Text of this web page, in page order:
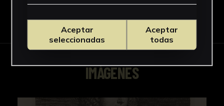
Descargar Ficha
IMÁGENES
Aceptar
seleccionadas
Aceptar
todas